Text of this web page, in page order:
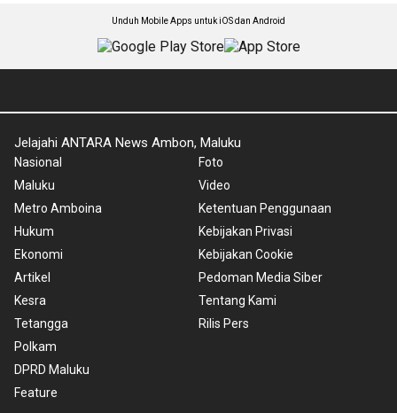
Unduh Mobile Apps untuk iOS dan Android
Jelajahi ANTARA News Ambon, Maluku
Nasional
Maluku
Metro Amboina
Hukum
Ekonomi
Artikel
Kesra
Tetangga
Polkam
DPRD Maluku
Feature
Foto
Video
Ketentuan Penggunaan
Kebijakan Privasi
Kebijakan Cookie
Pedoman Media Siber
Tentang Kami
Rilis Pers